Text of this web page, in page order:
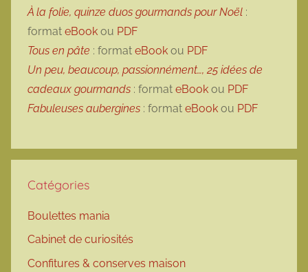
À la folie, quinze duos gourmands pour Noël :
format eBook ou PDF
Tous en pâte : format eBook ou PDF
Un peu, beaucoup, passionnément…, 25 idées de
cadeaux gourmands : format eBook ou PDF
Fabuleuses aubergines : format eBook ou PDF
Catégories
Boulettes mania
Cabinet de curiosités
Confitures & conserves maison